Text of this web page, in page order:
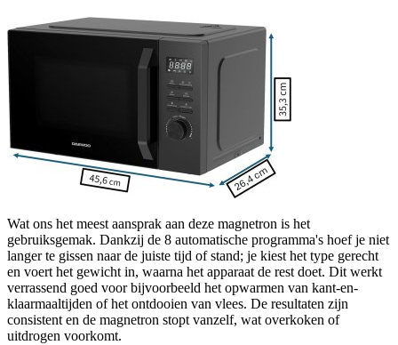
Wat ons het meest aansprak aan deze magnetron is het
gebruiksgemak. Dankzij de 8 automatische programma's hoef je niet
langer te gissen naar de juiste tijd of stand; je kiest het type gerecht
en voert het gewicht in, waarna het apparaat de rest doet. Dit werkt
verrassend goed voor bijvoorbeeld het opwarmen van kant-en-
klaarmaaltijden of het ontdooien van vlees. De resultaten zijn
consistent en de magnetron stopt vanzelf, wat overkoken of
uitdrogen voorkomt.